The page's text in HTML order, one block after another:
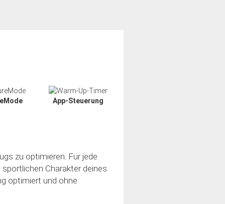
App-Steuerung
zu optimieren. Für jede
Charakter deines
optimiert und ohne